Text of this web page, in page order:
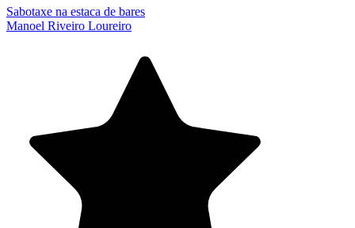
Sabotaxe na estaca de bares
Manoel Riveiro Loureiro